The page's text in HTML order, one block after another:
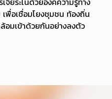
พื่อเชื่อมโยงชุมชน ท้องถิ่น
อมเข้าด้วยกันอย่างลงตัว